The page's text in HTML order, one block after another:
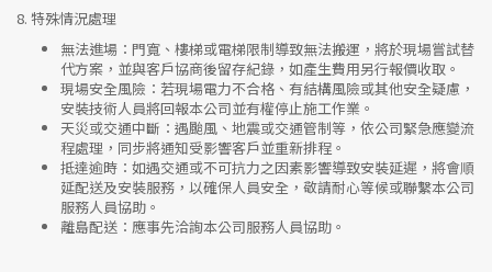
8. 特殊情況處理
無法進場 ：門寬、樓梯或電梯限制導致無法搬運，將於現場嘗試替
代方案，並與客戶協商後留存紀錄，如產生費用另行報價收取。
現場安全風險 ： 若現場電力不合格、有結構風險或其他安全疑慮，
安裝技術人員將回報本公司並有權停止施工作業。
天災或交通中斷 ：遇颱風、地震或交通管制等，依公司緊急應變流
程處理，同步將通知受影響客戶並重新排程。
抵達逾時 ：如遇交通或不可抗力之因素影響導致安裝延遲，將會順
延配送及安裝服務，以確保人員安全，敬請耐心等候或聯繫本公司
服務人員協助。
離島配送 ：應事先洽詢本公司服務人員協助。